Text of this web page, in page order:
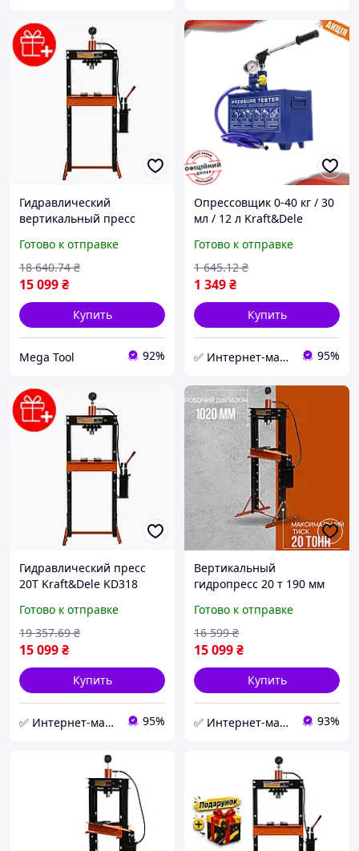
Гидравлический
вертикальный пресс
Kraft&Dele KD318
напольный пресс
Готово к отправке
15 099₴
18 640.74 ₴
Купить
Mega Tool 92%
Опрессовщик 0-40 кг / 30
мл / 12 л Kraft&Dele
Готово к отправке
1 349₴
1 645.12 ₴
Купить
✅ Интернет-магазин ➤ KRAFT & DELE 95%
Гидравлический пресс
20T Kraft&Dele KD318
для СТО
Готово к отправке
15 099₴
19 357.69 ₴
Купить
✅ Интернет-магазин ➤ KRAFT & DELE 95%
Вертикальный
гидропресс 20 т 190 мм
сервисный
гидравлический пресс с
манометром гидропрессы
Готово к отправке
15 099₴
16 599 ₴
Купить
✅ Интернет-магазин ➤INT-Tool 93%